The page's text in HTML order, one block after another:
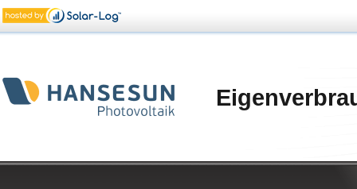
Sonnendorf Finkenstein
Sparkasse Dornbirn
Tenniszentrum Götzis